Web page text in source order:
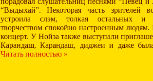
“Выдыхай”. Некоторая часть зрителей
устроила слэм, толкая остальных и
творчеством спокойно настроенным
концерт. У Нойза также выступали
Карандаш, Карандаш, диджеи и даже была
Читать полностью »